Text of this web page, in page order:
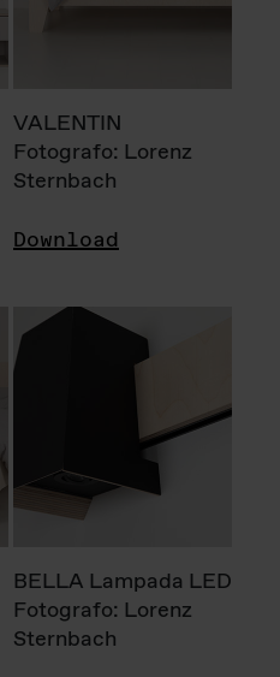
VALENTIN
Fotografo: Lorenz
Sternbach
Download
BELLA Lampada LED
Fotografo: Lorenz
Sternbach